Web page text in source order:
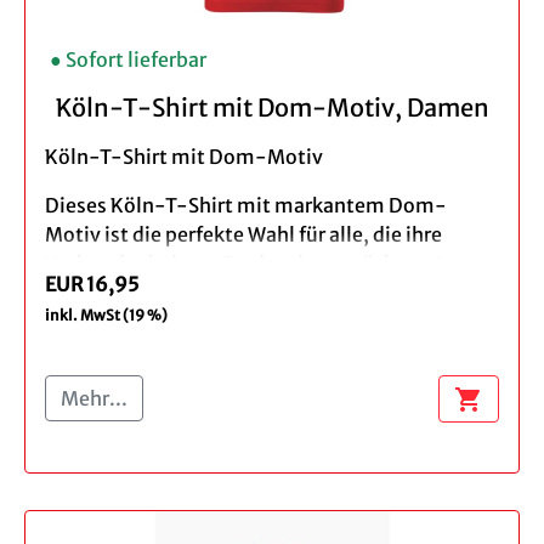
taillierter Schnitt, Rundhalsausschnitt
Design: Fahrrad vor der Kölner Skyline
Material: 100% Baumwolle
Pflegehinweis: Maschinenwäsche bei 30°C
● Sofort lieferbar
Köln-T-Shirt mit Dom-Motiv, Damen
Köln-T-Shirt mit Dom-Motiv
Dieses Köln-T-Shirt mit markantem Dom-
Motiv ist die perfekte Wahl für alle, die ihre
Mittelpunkt des Designs steht der
beeindruckende Kölner Dom – das bekannteste
Shirt einen urbanen Look und macht es zu einem
echten Hingucker im Alltag.
vielseitig kombinieren lässt. Ob beim
EUR 16,95
inkl. MwSt (19 %)
Mehr... shopping_cart